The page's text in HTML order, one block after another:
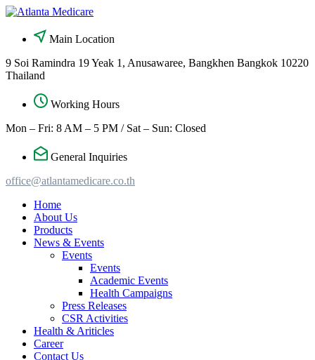
Skip
content
Main Location
9 Soi Ramindra 19 Yeak 1, Anusawaree, Bangkhen Bangkok 10220
Thailand
Working Hours
Mon – Fri: 8 AM – 5 PM / Sat – Sun: Closed
General Inquiries
office@atlantamedicare.co.th
Home
About Us
Products
News & Events
Events
Events
Academic Events
Health Campaigns
Press Releases
CSR Activities
Health & Ariticles
Career
Contact Us